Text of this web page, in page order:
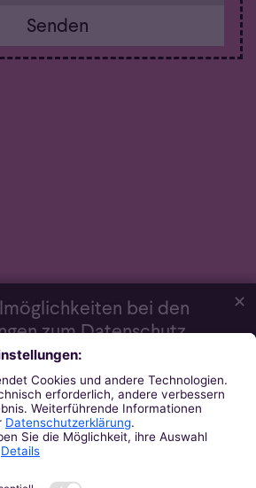
bei den
zum Datenschutz
Webseiten-Erlebnis bieten. Dazu
die für das Funktionieren unserer Website
Zustimmung verwenden wir auch
die zur Anzeige externer
Audios über Soundcloud, Karten
zu anonymen Statistikzwecken genutzt
entscheiden, welche Kategorien Sie
✕
Impressum